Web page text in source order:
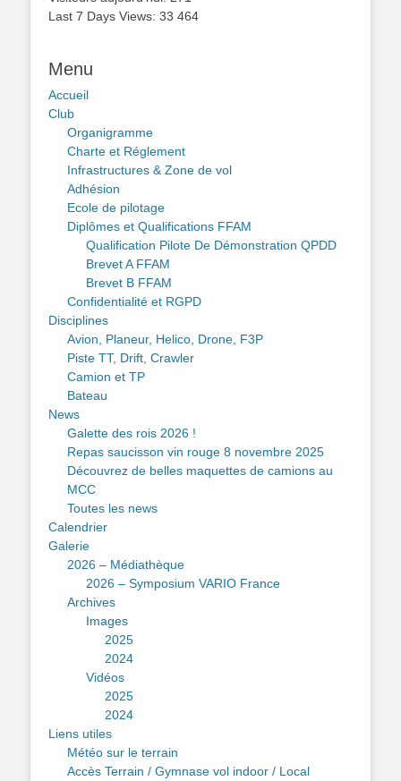
Last 7 Days Views: 33 464
Menu
Accueil
Club
Organigramme
Charte et Réglement
Infrastructures & Zone de vol
Adhésion
Ecole de pilotage
Diplômes et Qualifications FFAM
Qualification Pilote De Démonstration QPDD
Brevet A FFAM
Brevet B FFAM
Confidentialité et RGPD
Disciplines
Avion, Planeur, Helico, Drone, F3P
Piste TT, Drift, Crawler
Camion et TP
Bateau
News
Galette des rois 2026 !
Repas saucisson vin rouge 8 novembre 2025
Découvrez de belles maquettes de camions au
MCC
Toutes les news
Calendrier
Galerie
2026 – Médiathèque
2026 – Symposium VARIO France
Archives
Images
2025
2024
Vidéos
2025
2024
Liens utiles
Météo sur le terrain
Accès Terrain / Gymnase vol indoor / Local